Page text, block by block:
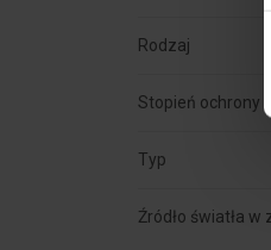
Rodzaj
Stopień ochrony
Typ
Źródło światła w